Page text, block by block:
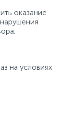
оказание
на условиях